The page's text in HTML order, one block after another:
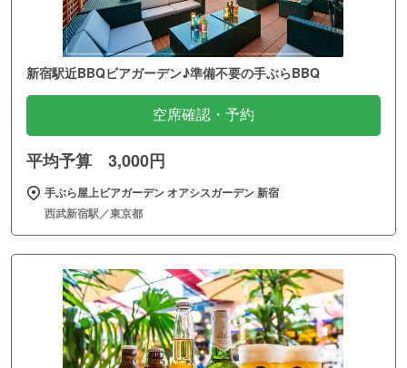
新宿駅近BBQビアガーデン♪準備不要の手ぶらBBQ
空席確認・予約
平均予算 3,000円
手ぶら屋上ビアガーデン オアシスガーデン 新宿
西武新宿駅／東京都